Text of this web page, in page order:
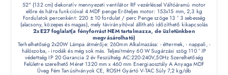
52" (132 cm) dekoratív mennyezeti ventilátor RF vezérléssel Váltóáramú motor
előre és hátra funkcióval 4 MDF penge Erőteljes motor: 153x15 mm, 2,3 kg
Fordulatok percenként: 220 ± 10 fordulat / perc Penge szöge 13 ° 3 sebesség
(alacsony, közepes és magas), mely távirányítóval állítható időzíthető kikapcsolás
2xE27 foglalat(a fényforrást NEM tartalmazza, de üzletünkben
megvásárolható)
Terhelhetőség 2x20W Lámpa átmérője: 260mm Alkalmazása: - éttermek, - nappali, -
hálószoba, - irodák és még sok más. Teljesítmény 60 W Sugárzási szög 110 ° IP
védettség IP 20 Garancia 2 év Feszültség AC:220-240V,50Hz Szerelhetőség
Felületre szerelhető Méret 1320 mm x 460 mm Energiaosztály A Anyaga MDF
Üveg Fém Tanúsítványok CE, ROSH Gyártó V-TAC Súly 7,2 kg/db